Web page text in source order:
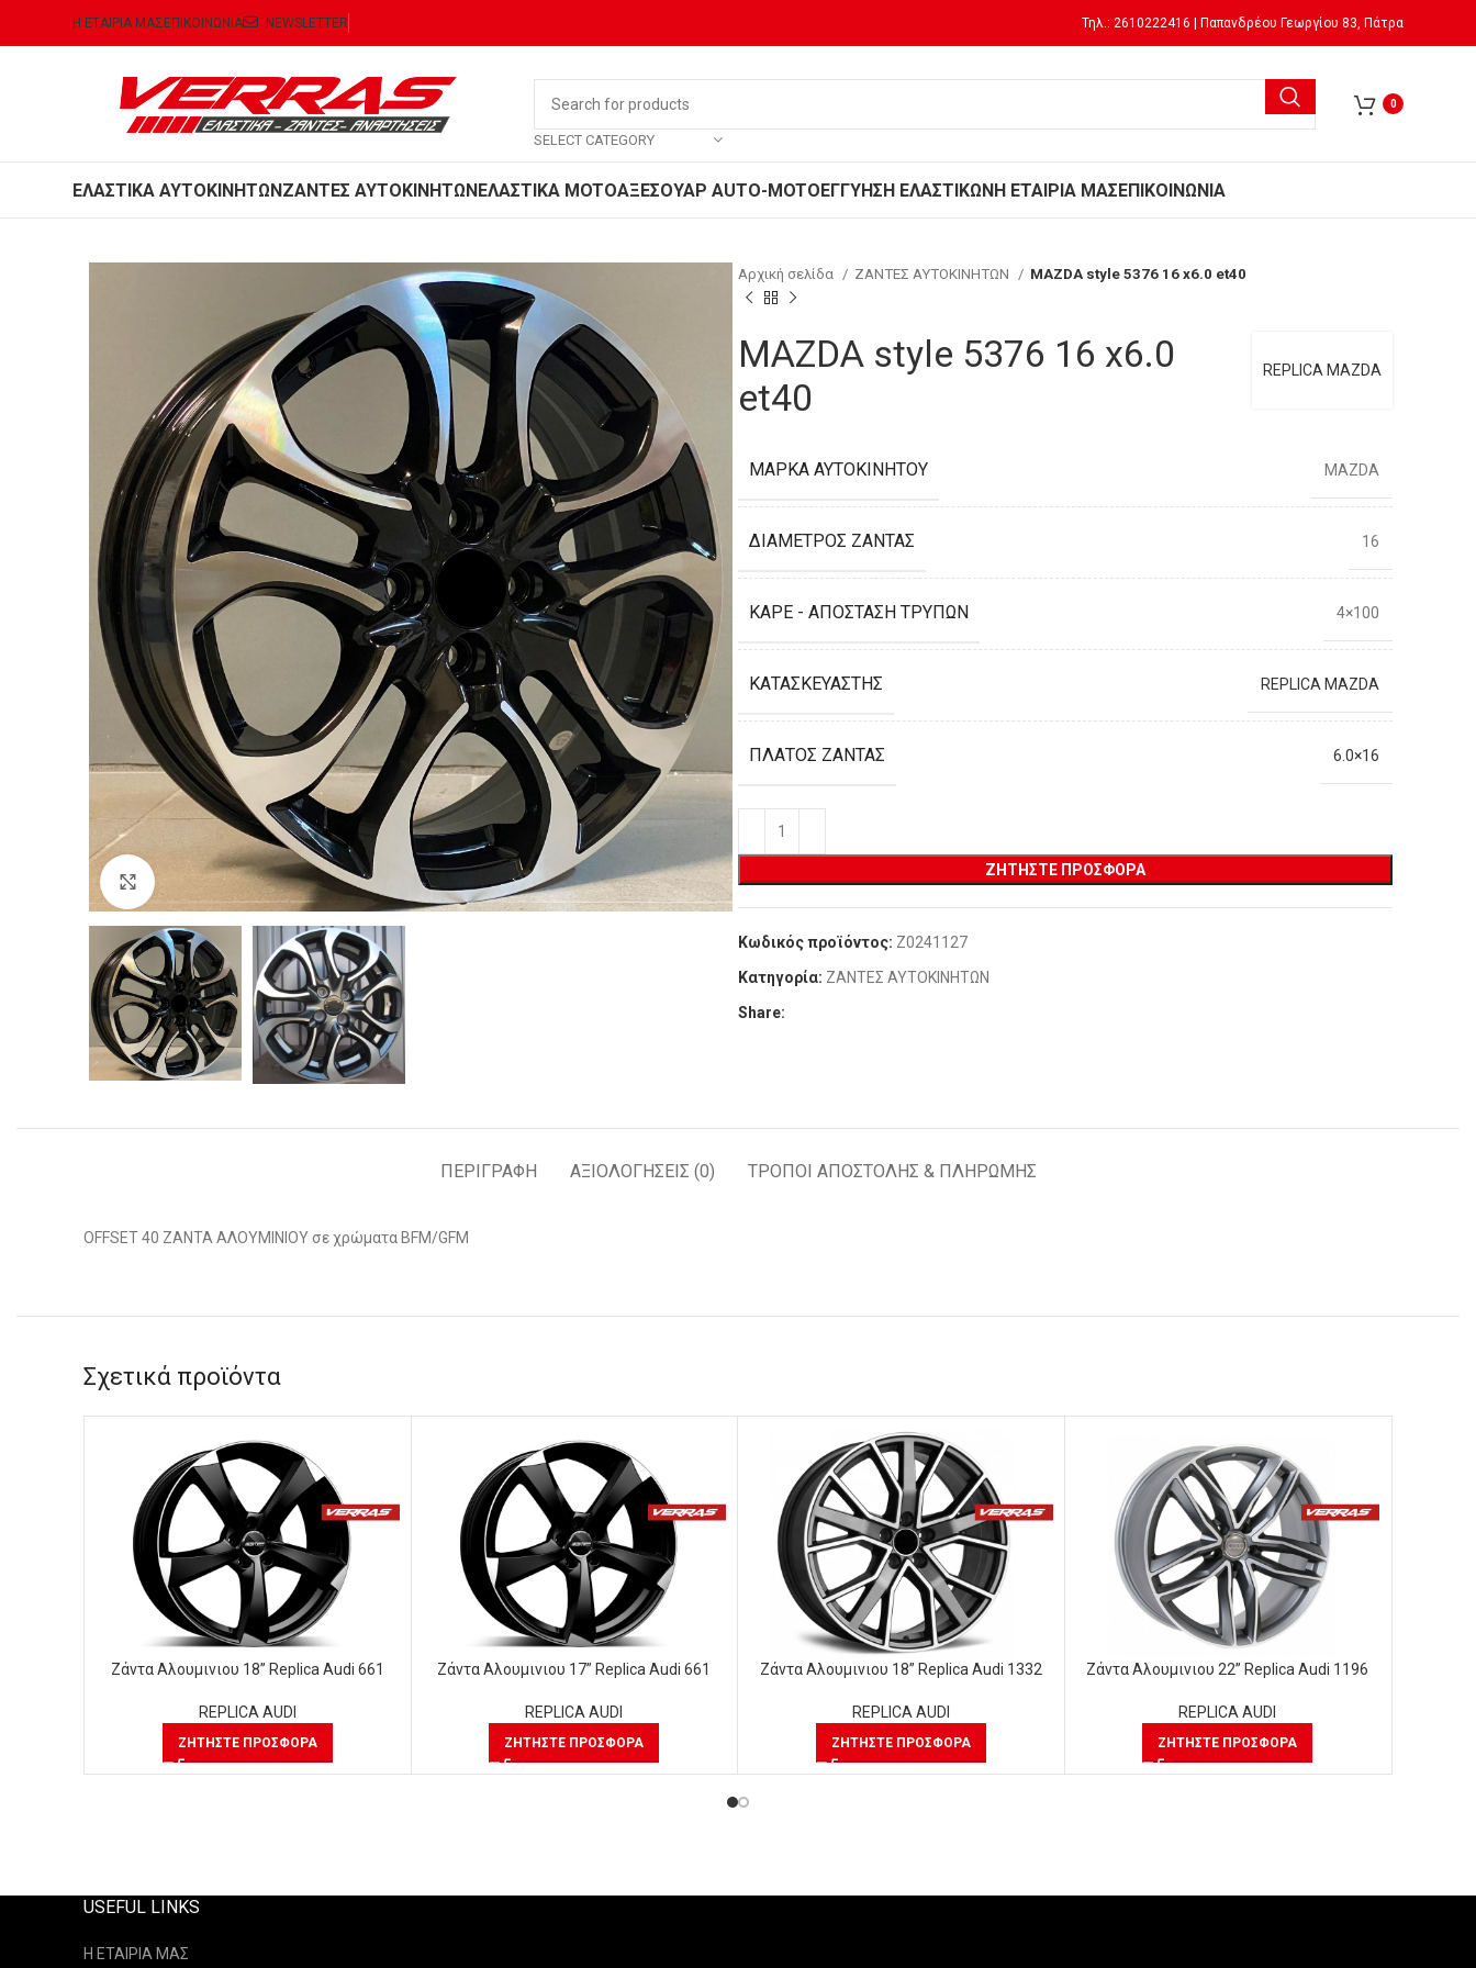
Η ΕΤΑΙΡΙΑ ΜΑΣ ΕΠΙΚΟΙΝΩΝΙΑ NEWSLETTER Τηλ.: 2610222416 | Παπανδρέου Γεωργίου 83, Πάτρα
SELECT CATEGORY
0
ΕΛΑΣΤΙΚΑ ΑΥΤΟΚΙΝΗΤΩΝΖΑΝΤΕΣ ΑΥΤΟΚΙΝΗΤΩΝΕΛΑΣΤΙΚΑ MOTOΑΞΕΣΟΥΑΡ AUTO-MOTOΕΓΓΥΗΣΗ ΕΛΑΣΤΙΚΩΝΗ ΕΤΑΙΡΙΑ ΜΑΣΕΠΙΚΟΙΝΩΝΙΑ
Click to enlarge
Αρχική σελίδα ΖΑΝΤΕΣ ΑΥΤΟΚΙΝΗΤΩΝ MAZDA style 5376 16 x6.0 et40
REPLICA MAZDA
MAZDA style 5376 16 x6.0
et40
ΜΆΡΚΑ ΑΥΤΟΚΙΝΉΤΟΥ MAZDA
ΔΙΆΜΕΤΡΟΣ ΖΆΝΤΑΣ 16
ΚΑΡΈ - ΑΠΌΣΤΑΣΗ ΤΡΥΠΏΝ 4×100
ΚΑΤΑΣΚΕΥΑΣΤΉΣ REPLICA MAZDA
ΠΛΆΤΟΣ ΖΆΝΤΑΣ 6.0×16
ΖΗΤΉΣΤΕ ΠΡΟΣΦΟΡΆ
Κωδικός προϊόντος: Z0241127
Κατηγορία: ΖΑΝΤΕΣ ΑΥΤΟΚΙΝΗΤΩΝ
Share:
ΠΕΡΙΓΡΑΦΉ ΑΞΙΟΛΟΓΉΣΕΙΣ (0) ΤΡΟΠΟΙ ΑΠΟΣΤΟΛΗΣ & ΠΛΗΡΩΜΗΣ
OFFSET 40 ΖΑΝΤΑ ΑΛΟΥΜΙΝΙΟΥ σε χρώματα BFM/GFM
Σχετικά προϊόντα
Ζάντα Αλουμινιου 18” Replica Audi 661
REPLICA AUDI
ΖΗΤΉΣΤΕ ΠΡΟΣΦΟΡΆ
Ζάντα Αλουμινιου 17” Replica Audi 661
REPLICA AUDI
ΖΗΤΉΣΤΕ ΠΡΟΣΦΟΡΆ
Ζάντα Αλουμινιου 18” Replica Audi 1332
REPLICA AUDI
ΖΗΤΉΣΤΕ ΠΡΟΣΦΟΡΆ
Ζάντα Αλουμινιου 22” Replica Audi 1196
REPLICA AUDI
ΖΗΤΉΣΤΕ ΠΡΟΣΦΟΡΆ
USEFUL LINKS
Η ΕΤΑΙΡΙΑ ΜΑΣ